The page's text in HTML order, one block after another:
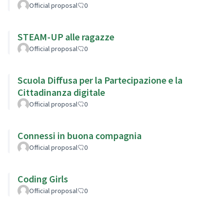
Official proposal 0
STEAM-UP alle ragazze
Official proposal 0
Scuola Diffusa per la Partecipazione e la
Cittadinanza digitale
Official proposal 0
Connessi in buona compagnia
Official proposal 0
Coding Girls
Official proposal 0